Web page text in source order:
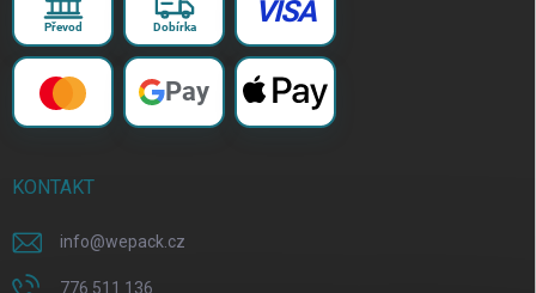
Převod Dobírka VISA
Pay
KONTAKT
info@wepack.cz
776 511 136